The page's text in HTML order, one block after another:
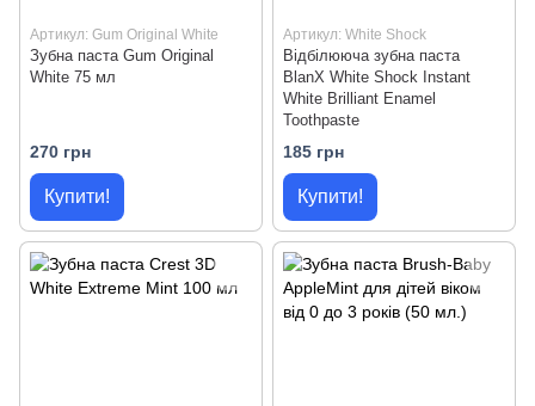
Артикул: Gum Original White
Зубна паста Gum Original
White 75 мл
270 грн
Купити!
Артикул: White Shock
Відбілююча зубна паста
BlanX White Shock Instant
White Brilliant Enamel
Toothpaste
185 грн
Купити!